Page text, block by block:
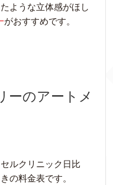
ような立体感がほし
がおすすめです。
ーのアートメ
ルクリニック日比
の料金表です。